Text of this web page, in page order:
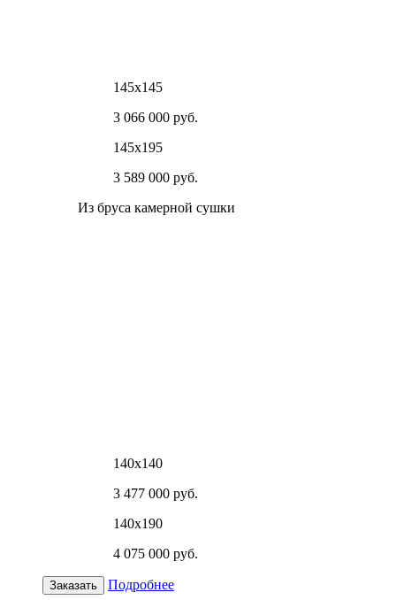
145х145
3 066 000 руб.
145х195
3 589 000 руб.
Из бруса камерной сушки
140х140
3 477 000 руб.
140х190
4 075 000 руб.
Заказать Подробнее